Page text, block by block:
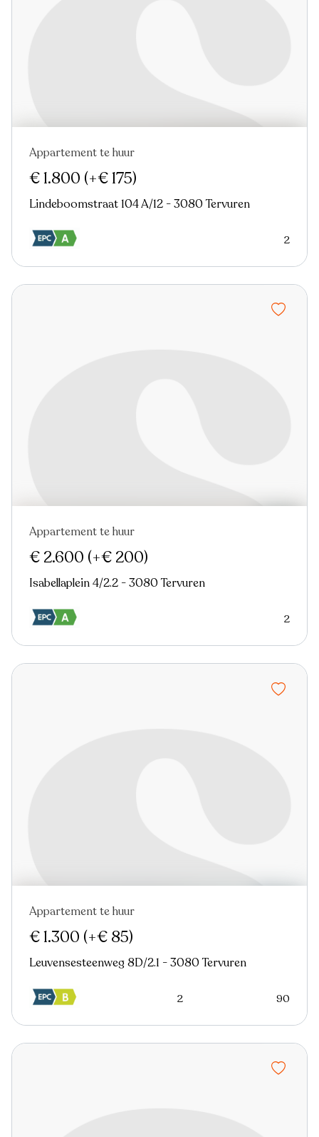
Verhuurd
Appartement te huur
€ 1.800 (+€ 175)
Lindeboomstraat 104 A/12 - 3080 Tervuren
2
Appartement te huur
€ 2.600 (+€ 200)
Isabellaplein 4/2.2 - 3080 Tervuren
2
Appartement te huur
€ 1.300 (+€ 85)
Leuvensesteenweg 8D/2.1 - 3080 Tervuren
2 90